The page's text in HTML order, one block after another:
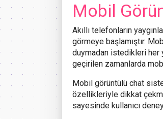
Mobil
Akıllı telefonların
görmeye başlamıştır.
duymadan istedikleri her
geçirilen zamanlarda
Mobil görüntülü chat
özellikleriyle dikkat
sayesinde kullanıcı